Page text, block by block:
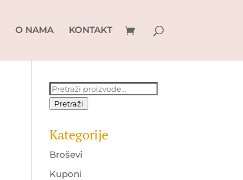
O NAMA KONTAKT
Pretraži:
Pretraži
Kategorije
Broševi
Kuponi